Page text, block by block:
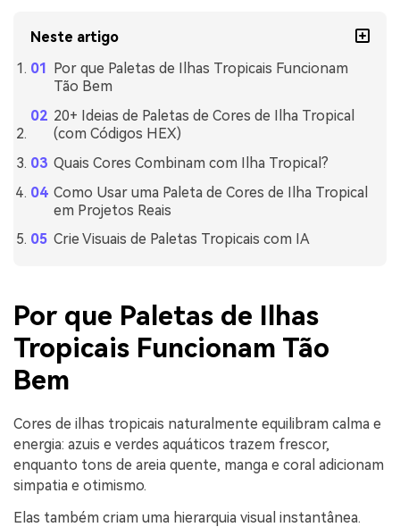
Neste artigo
Por que Paletas de Ilhas Tropicais Funcionam
Tão Bem
20+ Ideias de Paletas de Cores de Ilha Tropical
(com Códigos HEX)
Quais Cores Combinam com Ilha Tropical?
Como Usar uma Paleta de Cores de Ilha Tropical
em Projetos Reais
Crie Visuais de Paletas Tropicais com IA
Por que Paletas de Ilhas
Tropicais Funcionam Tão
Bem
Cores de ilhas tropicais naturalmente equilibram calma e
energia: azuis e verdes aquáticos trazem frescor,
enquanto tons de areia quente, manga e coral adicionam
simpatia e otimismo.
Elas também criam uma hierarquia visual instantânea.